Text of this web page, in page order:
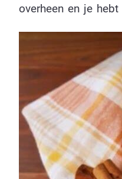
overheen en je